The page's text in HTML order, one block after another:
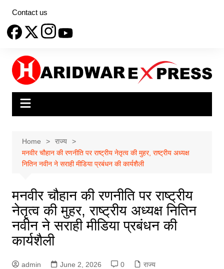
content
Contact us
Home
राज्य
मनवीर चौहान की रणनीति पर राष्ट्रीय नेतृत्व की मुहर, राष्ट्रीय अध्यक्ष
नितिन नवीन ने सराही मीडिया प्रबंधन की कार्यशैली
मनवीर चौहान की रणनीति पर राष्ट्रीय
नेतृत्व की मुहर, राष्ट्रीय अध्यक्ष नितिन
नवीन ने सराही मीडिया प्रबंधन की
कार्यशैली
admin June 2, 2026 0 राज्य